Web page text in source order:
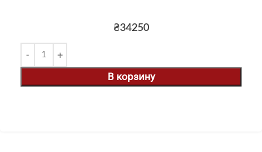
₴34250
В корзину